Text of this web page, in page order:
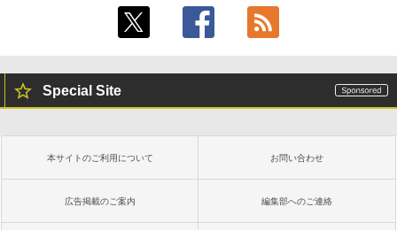
Special Site
本サイトのご利用について お問い合わせ
広告掲載のご案内 編集部へのご連絡